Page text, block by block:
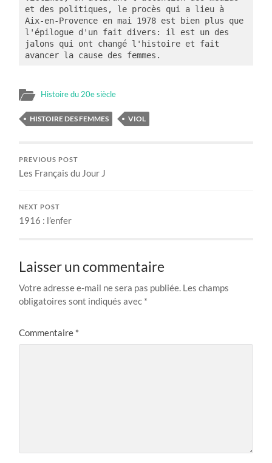
et des politiques, le procès qui a lieu à
Aix-en-Provence en mai 1978 est bien plus que
l'épilogue d'un fait divers: il est un des
jalons qui ont changé l'histoire et fait
avancer la cause des femmes.
Histoire du 20e siècle
HISTOIRE DES FEMMES VIOL
PREVIOUS POST
Les Français du Jour J
NEXT POST
1916 : l’enfer
Laisser un commentaire
Votre adresse e-mail ne sera pas publiée. Les champs
obligatoires sont indiqués avec *
Commentaire *